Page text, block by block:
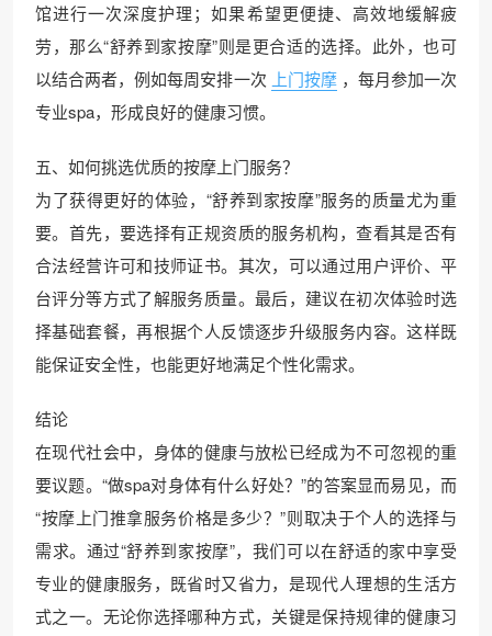
馆进行一次深度护理；如果希望更便捷、高效地缓解疲
劳，那么“舒养到家按摩”则是更合适的选择。此外，也可
以结合两者，例如每周安排一次 上门按摩 ，每月参加一次
专业spa，形成良好的健康习惯。
五、如何挑选优质的按摩上门服务？
为了获得更好的体验，“舒养到家按摩”服务的质量尤为重
要。首先，要选择有正规资质的服务机构，查看其是否有
合法经营许可和技师证书。其次，可以通过用户评价、平
台评分等方式了解服务质量。最后，建议在初次体验时选
择基础套餐，再根据个人反馈逐步升级服务内容。这样既
能保证安全性，也能更好地满足个性化需求。
结论
在现代社会中，身体的健康与放松已经成为不可忽视的重
要议题。“做spa对身体有什么好处？”的答案显而易见，而
“按摩上门推拿服务价格是多少？”则取决于个人的选择与
需求。通过“舒养到家按摩”，我们可以在舒适的家中享受
专业的健康服务，既省时又省力，是现代人理想的生活方
式之一。无论你选择哪种方式，关键是保持规律的健康习